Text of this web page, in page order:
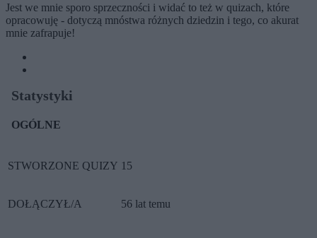
Jest we mnie sporo sprzeczności i widać to też w quizach, które
opracowuję - dotyczą mnóstwa różnych dziedzin i tego, co akurat
mnie zafrapuje!
Statystyki
OGÓLNE
STWORZONE QUIZY 15
DOŁĄCZYŁ/A 56 lat temu